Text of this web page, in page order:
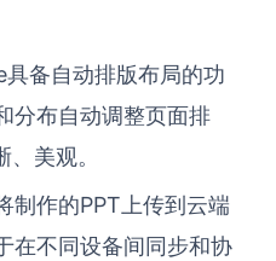
备自动排版布局的功
分布自动调整页面排
美观。
制作的PPT上传到云端
在不同设备间同步和协